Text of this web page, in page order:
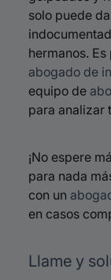
solo puede
hermanos. Es
abogado de
equipo de
para analizar
¡No espere
para nada
con un
en casos
Llame y